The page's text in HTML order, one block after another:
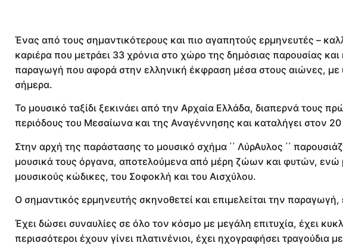
Ένας από τους σημαντικότερους και πιο αγαπητούς ερμηνευτές –
καριέρα που μετράει 33 χρόνια στο χώρο της δημόσιας παρουσίας
παραγωγή που αφορά στην ελληνική έκφραση μέσα στους αιώνες, με
σήμερα.
Το μουσικό ταξίδι ξεκινάει από την Αρχαία Ελλάδα, διαπερνά τους
περιόδους του Μεσαίωνα και της Αναγέννησης και καταλήγει στον
Στην αρχή της παράστασης το μουσικό σχήμα ΄΄ ΛύρΑυλος ΄΄
μουσικά τους όργανα, αποτελούμενα από μέρη ζώων και φυτών, ενώ
μουσικούς κώδικες, του Σοφοκλή και του Αισχύλου.
Ο σημαντικός ερμηνευτής σκηνοθετεί και επιμελείται την παραγωγή,
Έχει δώσει συναυλίες σε όλο τον κόσμο με μεγάλη επιτυχία, έχει
περισσότεροι έχουν γίνει πλατινένιοι, έχει ηχογραφήσει